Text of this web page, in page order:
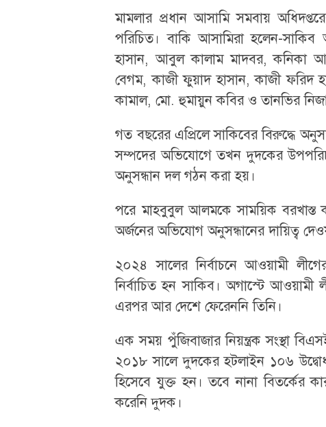
মামলার প্রধান আসামি সমবায়
পরিচিত। বাকি আসামিরা হলেন-
হাসান, আবুল কালাম মাদবর, কনিকা
বেগম, কাজী ফুয়াদ হাসান, কাজী ফরিদ
কামাল, মো. হুমায়ুন কবির ও তানভির
গত বছরের এপ্রিলে সাকিবের বিরুদ্ধে
সম্পদের অভিযোগে তখন দুদকের
অনুসন্ধান দল গঠন করা হয়।
পরে মাহবুবুল আলমকে সাময়িক বরখাস্ত
অর্জনের অভিযোগ অনুসন্ধানের দায়িত্ব
২০২৪ সালের নির্বাচনে আওয়ামী
নির্বাচিত হন সাকিব। অগাস্টে
এরপর আর দেশে ফেরেননি তিনি।
এক সময় পুঁজিবাজার নিয়ন্ত্রক সংস্থা
২০১৮ সালে দুদকের হটলাইন ১০৬ উদ্বোধন
হিসেবে যুক্ত হন। তবে নানা বিতর্কের
করেনি দুদক।